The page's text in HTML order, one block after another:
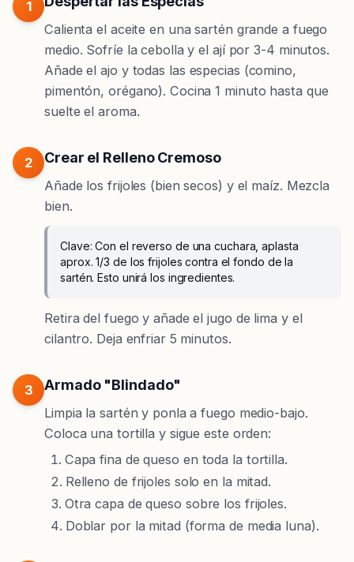
1
Calienta el aceite en una sartén grande a fuego
medio. Sofríe la cebolla y el ají por 3-4 minutos.
Añade el ajo y todas las especias (comino,
pimentón, orégano). Cocina 1 minuto hasta que
suelte el aroma.
2 Crear el Relleno Cremoso
Añade los frijoles (bien secos) y el maíz. Mezcla
bien.
Clave: Con el reverso de una cuchara, aplasta
aprox. 1/3 de los frijoles contra el fondo de la
sartén. Esto unirá los ingredientes.
Retira del fuego y añade eljugo de lima y el
cilantro. Deja enfriar 5 minutos.
3 Armado "Blindado"
Limpia la sartén y ponla a fuego medio-bajo.
Coloca una tortilla y sigue este orden:
Capa fina de queso en toda la tortilla.
Relleno de frijoles solo en la mitad.
Otra capa de queso sobre los frijoles.
Doblar por la mitad (forma de media luna).